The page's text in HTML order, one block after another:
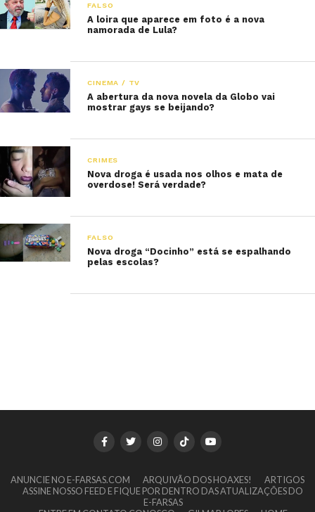
FALSO
A loira que aparece em foto é a nova
namorada de Lula?
CINEMA / TV
A abertura da nova novela da Globo vai
mostrar gays se beijando?
CRIMES
Nova droga é usada nos olhos e mata de
overdose! Será verdade?
FALSO
Nova droga “Docinho” está se espalhando
pelas escolas?
ANUNCIE NO E-FARSAS.COM ARQUIVÃO DOS HOAXES!
ARTIGOS
ASSINE NOSSO FEED E FIQUE POR DENTRO DAS ATUALIZAÇÕES DO
E-FARSAS